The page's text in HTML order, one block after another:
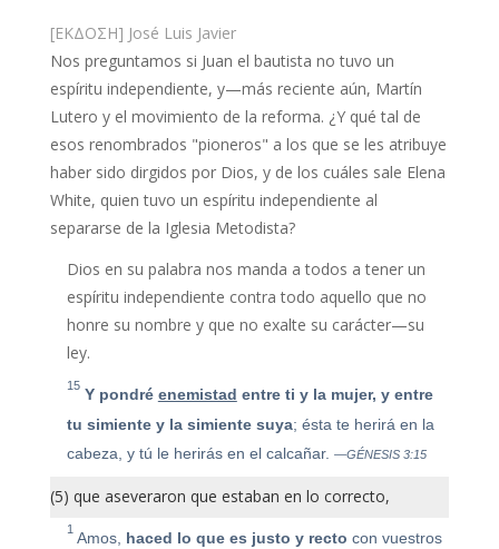
[ΕΚΔΟΣΗ] José Luis Javier
Nos preguntamos si Juan el bautista no tuvo un
espíritu independiente, y—más reciente aún, Martín
Lutero y el movimiento de la reforma. ¿Y qué tal de
esos renombrados "pioneros" a los que se les atribuye
haber sido dirgidos por Dios, y de los cuáles sale Elena
White, quien tuvo un espíritu independiente al
separarse de la Iglesia Metodista?
Dios en su palabra nos manda a todos a tener un
espíritu independiente contra todo aquello que no
honre su nombre y que no exalte su carácter—su
ley.
15 Y pondré enemistad entre ti y la mujer, y entre
tu simiente y la simiente suya; ésta te herirá en la
cabeza, y tú le herirás en el calcañar. —GÉNESIS 3:15
(5) que aseveraron que estaban en lo correcto,
1 Amos, haced lo que es justo y recto con vuestros